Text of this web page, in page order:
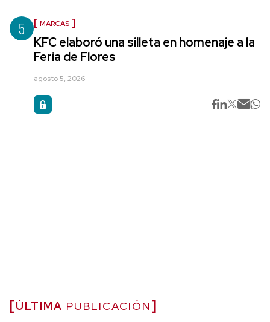
5 MARCAS
KFC elaboró una silleta en homenaje a la
Feria de Flores
agosto 5, 2026
ÚLTIMA PUBLICACIÓN